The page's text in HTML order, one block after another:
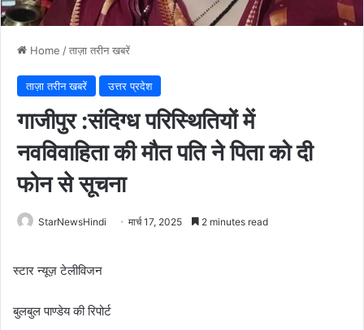
Home /ताज़ा तरीन खबरें
ताज़ा तरीन खबरें उत्तर प्रदेश
गाजीपुर :संदिग्ध परिस्थितियों में
नवविवाहिता की मौत पति ने पिता को दी
फोन से सूचना
StarNewsHindi मार्च 17, 2025 2 minutes read
स्टार न्यूज़ टेलीविजन
बुलबुल पाण्डेय की रिपोर्ट